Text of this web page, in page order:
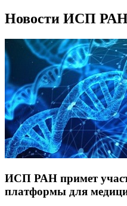
Новости ИСП
ИСП РАН примет
платформы для